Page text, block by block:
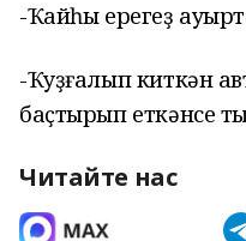
-Ҡайһы ерегеҙ
-Ҡуҙғалып киткән
баҫтырып еткәнсе
Читайте нас